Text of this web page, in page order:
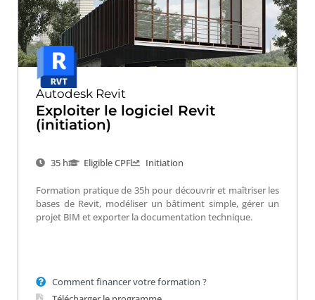
Autodesk Revit
Exploiter le logiciel Revit
(initiation)
35 h Eligible CPF Initiation
Formation pratique de 35h pour découvrir et maîtriser les
bases de Revit, modéliser un bâtiment simple, gérer un
projet BIM et exporter la documentation technique.
Comment financer votre formation ?